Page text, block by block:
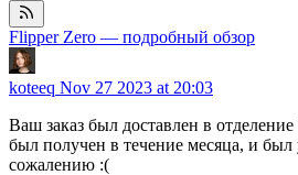
Flipper Zero — подробный обзор
koteeq Nov 27 2023 at 20:03
Ваш заказ был доставлен в
был получен в течение месяца, и
сожалению :(